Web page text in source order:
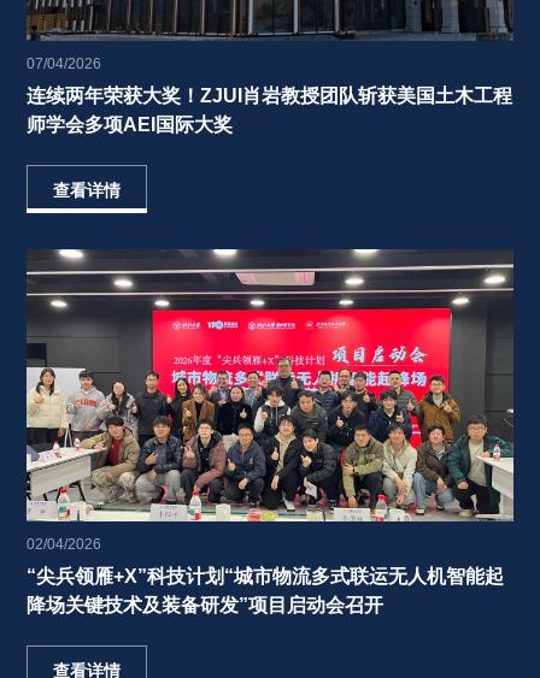
07/04/2026
连续两年荣获大奖！ZJUI肖岩教授团队斩获美国土木工程
师学会多项AEI国际大奖
查看详情
02/04/2026
“尖兵领雁+X”科技计划“城市物流多式联运无人机智能起
降场关键技术及装备研发”项目启动会召开
查看详情